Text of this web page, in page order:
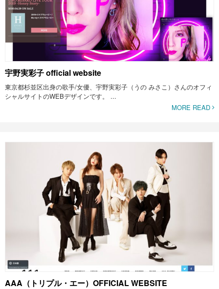
宇野実彩子 official website
東京都杉並区出身の歌手/女優、宇野実彩子（うの みさこ）さんのオフィ
シャルサイトのWEBデザインです。 ...
MORE READ
AAA（トリプル・エー）OFFICIAL WEBSITE